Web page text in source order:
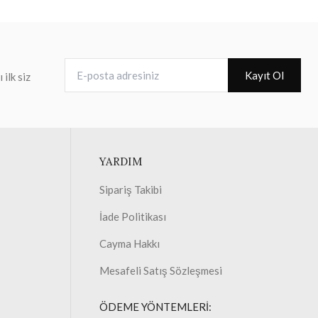
ilk siz
Kayıt Ol
YARDIM
Sipariş Takibi
İade Politikası
Cayma Hakkı
Mesafeli Satış Sözleşmesi
ÖDEME YÖNTEMLERİ: